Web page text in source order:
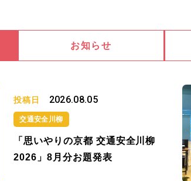
お知らせ
投稿日 2026.08.05
交通安全川柳
「思いやりの京都 交通安全川柳
2026」8月分お題発表